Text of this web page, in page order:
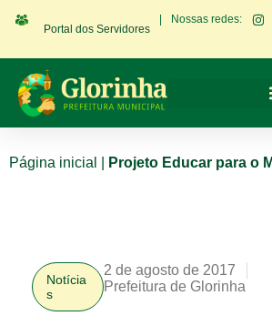
Portal dos Servidores
Nossas redes:
Página inicial Projeto Educar para o
Notícia
s
2 de agosto de 2017
Prefeitura de Glorinha